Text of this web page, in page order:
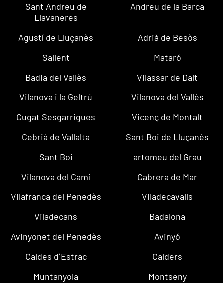
Sant Andreu de
Llavaneres
Andreu de la Barca
Agustí de Lluçanès
Adrià de Besòs
Sallent
Mataró
Badia del Vallès
Vilassar de Dalt
Vilanova i la Geltrú
Vilanova del Vallès
Cugat Sesgarrigues
Vicenç de Montalt
Cebrià de Vallalta
Sant Boi de Lluçanès
Sant Boi
artomeu del Grau
Vilanova del Camí
Cabrera de Mar
Vilafranca del Penedès
Viladecavalls
Viladecans
Badalona
Avinyonet del Penedès
Avinyó
Caldes d´Estrac
Calders
Muntanyola
Montseny